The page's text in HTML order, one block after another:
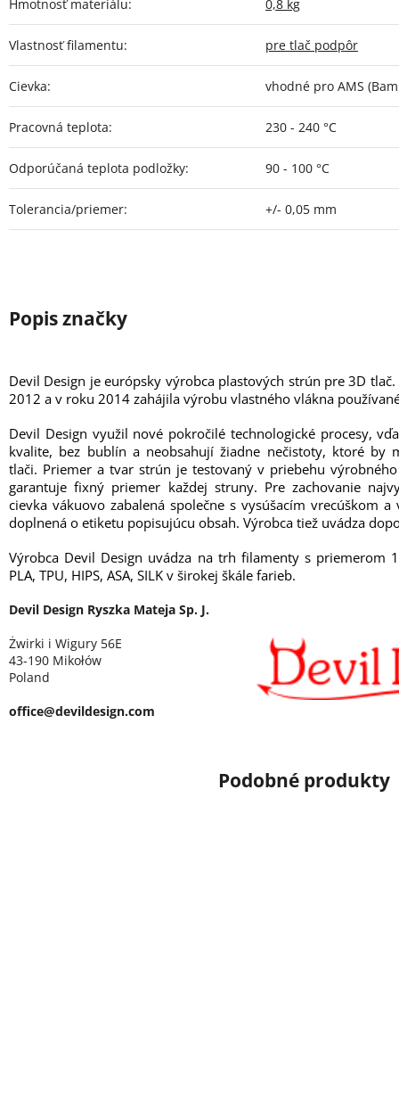
Hmotnosť materiálu: 0,8 kg
Vlastnosť filamentu: pre tlač podpôr
Cievka: vhodné pro AMS
Pracovná teplota: 230 - 240 °C
Odporúčaná teplota podložky: 90 - 100 °C
Tolerancia/priemer: +/- 0,05 mm
Devil Design je európsky výrobca plastových strún pre 3D
2012 a v roku 2014 zahájila výrobu vlastného vlákna
Devil Design využil nové pokročilé technologické procesy,
kvalite, bez bublín a neobsahují žiadne nečistoty, ktoré by
tlači. Priemer a tvar strún je testovaný v priebehu
garantuje fixný priemer každej struny. Pre zachovanie
cievka vákuovo zabalená společne s vysúšacím vrecúškom
doplnená o etiketu popisujúcu obsah. Výrobca tiež uvádza
Výrobca Devil Design uvádza na trh filamenty s priemerom
PLA, TPU, HIPS, ASA, SILK v širokej škále farieb.
Devil Design Ryszka Mateja Sp. J.
Żwirki i Wigury 56E
43-190 Mikołów
Poland
office@devildesign.com